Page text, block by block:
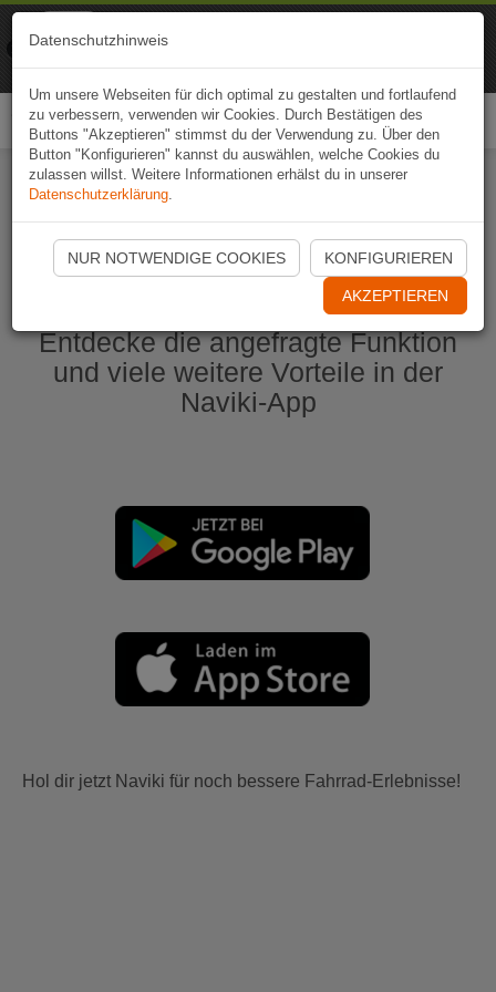
Naviki App jetzt öffnen
Entdecke die angefragte Funktion
und viele weitere Vorteile in der
Naviki-App
Hol dir jetzt Naviki für noch bessere Fahrrad-Erlebnisse!
Datenschutzhinweis
Um unsere Webseiten für dich optimal zu gestalten und fortlaufend
zu verbessern, verwenden wir Cookies. Durch Bestätigen des
Buttons "Akzeptieren" stimmst du der Verwendung zu. Über den
Button "Konfigurieren" kannst du auswählen, welche Cookies du
zulassen willst. Weitere Informationen erhälst du in unserer
Datenschutzerklärung.
NUR NOTWENDIGE COOKIES KONFIGURIEREN
AKZEPTIEREN
Naviki